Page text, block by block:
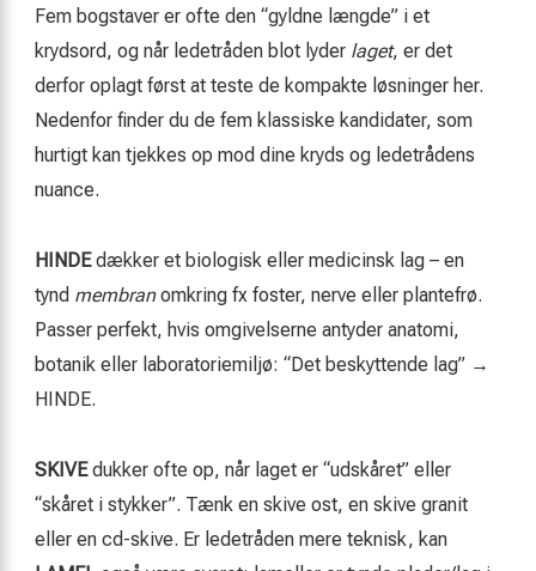
Fem bogstaver er ofte den “gyldne længde” i et
krydsord, og når ledetråden blot lyder laget, er det
derfor oplagt først at teste de kompakte løsninger her.
Nedenfor finder du de fem klassiske kandidater, som
hurtigt kan tjekkes op mod dine kryds og ledetrådens
nuance.
HINDEdækker et biologisk eller medicinsk lag – en
tynd membranomkring fx foster, nerve eller plantefrø.
Passer perfekt, hvis omgivelserne antyder anatomi,
botanik eller laboratoriemiljø: “Det beskyttende lag” →
HINDE.
SKIVEdukker ofte op, når laget er “udskåret” eller
“skåret i stykker”. Tænk en skive ost, en skive granit
eller en cd-skive. Er ledetråden mere teknisk, kan